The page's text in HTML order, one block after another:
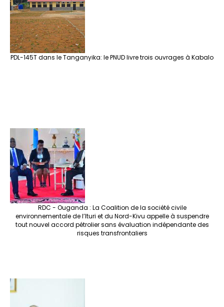
PDL-145T dans le Tanganyika: le PNUD livre trois ouvrages à Kabalo
RDC - Ouganda : La Coalition de la société civile
environnementale de l’Ituri et du Nord-Kivu appelle à suspendre
tout nouvel accord pétrolier sans évaluation indépendante des
risques transfrontaliers